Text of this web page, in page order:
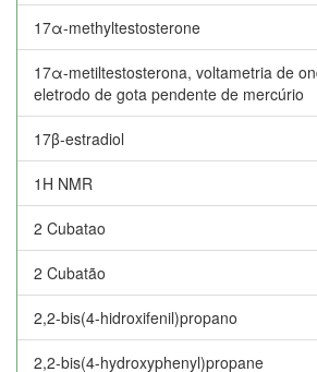
17α-methyltestosterone
17α-metiltestosterona, voltametria de
eletrodo de gota pendente de mercúrio
17β-estradiol
1H NMR
2 Cubatao
2 Cubatão
2,2-bis(4-hidroxifenil)propano
2,2-bis(4-hydroxyphenyl)propane